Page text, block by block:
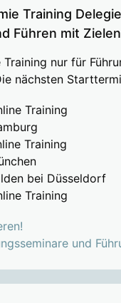
Training
Führen mit Zielen
nur für
nächsten
Training
Training
bei Düsseldorf
Training
und